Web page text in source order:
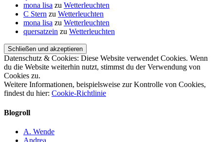
mona lisa zu Wetterleuchten
C Stern zu Wetterleuchten
mona lisa zu Wetterleuchten
quersatzein zu Wetterleuchten
Datenschutz & Cookies: Diese Website verwendet Cookies. Wenn
du die Website weiterhin nutzt, stimmst du der Verwendung von
Cookies zu.
Weitere Informationen, beispielsweise zur Kontrolle von Cookies,
findest du hier: Cookie-Richtlinie
Blogroll
A. Wende
Andrea